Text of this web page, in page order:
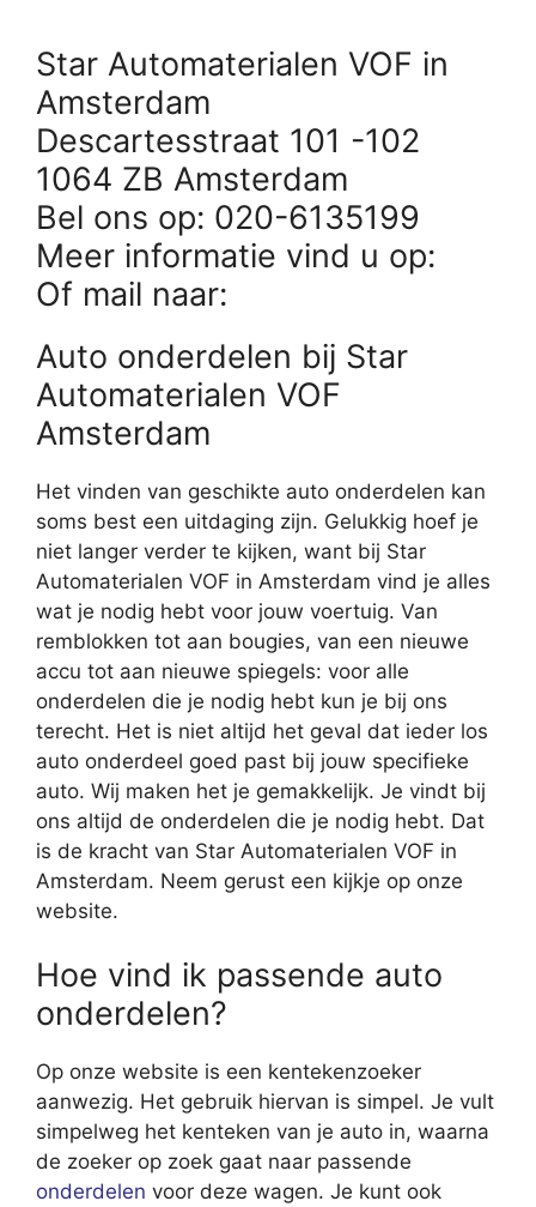
Star Automaterialen VOF in
Amsterdam
Descartesstraat 101 -102
1064 ZB Amsterdam
Bel ons op: 020-6135199
Meer informatie vind u op:
Of mail naar:
Auto onderdelen bij Star
Automaterialen VOF
Amsterdam
Het vinden van geschikte auto onderdelen kan
soms best een uitdaging zijn. Gelukkig hoef je
niet langer verder te kijken, want bij Star
Automaterialen VOF in Amsterdam vind je alles
wat je nodig hebt voor jouw voertuig. Van
remblokken tot aan bougies, van een nieuwe
accu tot aan nieuwe spiegels: voor alle
onderdelen die je nodig hebt kun je bij ons
terecht. Het is niet altijd het geval dat ieder los
auto onderdeel goed past bij jouw specifieke
auto. Wij maken het je gemakkelijk. Je vindt bij
ons altijd de onderdelen die je nodig hebt. Dat
is de kracht van Star Automaterialen VOF in
Amsterdam. Neem gerust een kijkje op onze
website.
Hoe vind ik passende auto
onderdelen?
Op onze website is een kentekenzoeker
aanwezig. Het gebruik hiervan is simpel. Je vult
simpelweg het kenteken van je auto in, waarna
de zoeker op zoek gaat naar passende
onderdelen voor deze wagen. Je kunt ook